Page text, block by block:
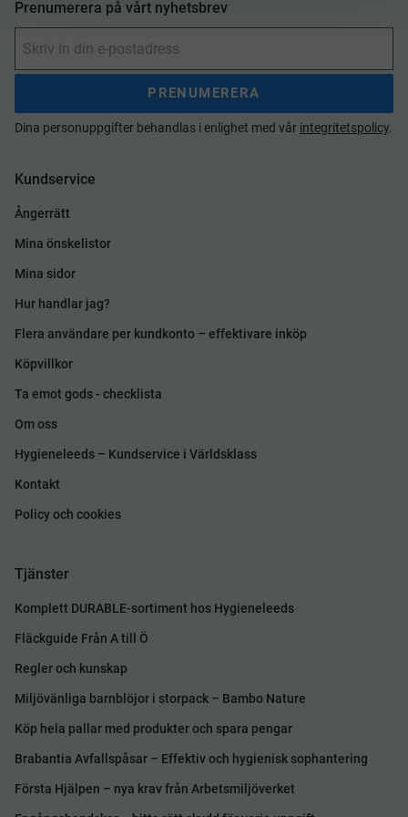
Prenumerera på vårt nyhetsbrev
PRENUMERERA
Dina personuppgifter behandlas i enlighet med vår integritetspolicy.
Kundservice
Ångerrätt
Mina önskelistor
Mina sidor
Hur handlar jag?
Flera användare per kundkonto – effektivare inköp
Köpvillkor
Ta emot gods - checklista
Om oss
Hygieneleeds – Kundservice i Världsklass
Kontakt
Policy och cookies
Tjänster
Komplett DURABLE-sortiment hos Hygieneleeds
Fläckguide Från A till Ö
Regler och kunskap
Miljövänliga barnblöjor i storpack – Bambo Nature
Köp hela pallar med produkter och spara pengar
Brabantia Avfallspåsar – Effektiv och hygienisk sophantering
Första Hjälpen – nya krav från Arbetsmiljöverket